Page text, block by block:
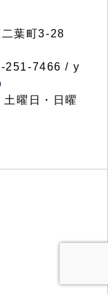
二葉町3-28
251-7466 / y
曜日・日曜